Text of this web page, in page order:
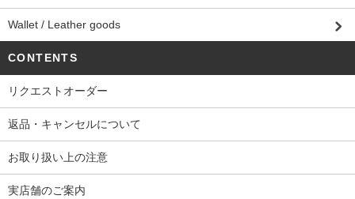
Wallet / Leather goods
CONTENTS
リクエストオーダー
返品・キャンセルについて
お取り扱い上の注意
実店舗のご案内